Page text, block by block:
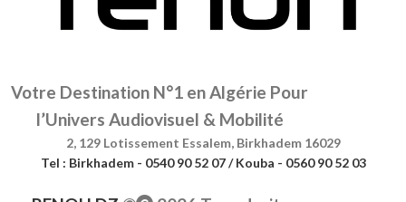
Votre Destination N°1 en Algérie Pour
l’Univers Audiovisuel & Mobilité
2, 129 Lotissement Essalem, Birkhadem 16029
Tel : Birkhadem - 0540 90 52 07 / Kouba - 0560 90 52 03